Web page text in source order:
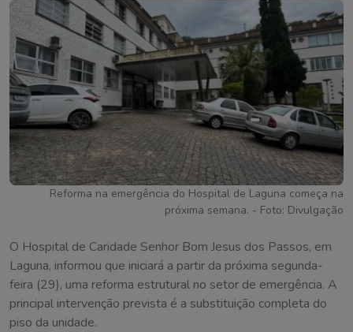
Reforma na emergência do Hospital de Laguna começa na
próxima semana. - Foto: Divulgação
O Hospital de Caridade Senhor Bom Jesus dos Passos, em
Laguna, informou que iniciará a partir da próxima segunda-
feira (29), uma reforma estrutural no setor de emergência. A
principal intervenção prevista é a substituição completa do
piso da unidade.